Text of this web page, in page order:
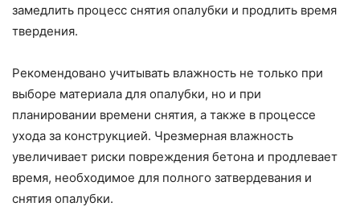
замедлить процесс снятия опалубки и продлить время
твердения.
Рекомендовано учитывать влажность не только при
выборе материала для опалубки, но и при
планировании времени снятия, а также в процессе
ухода за конструкцией. Чрезмерная влажность
увеличивает риски повреждения бетона и продлевает
время, необходимое для полного затвердевания и
снятия опалубки.